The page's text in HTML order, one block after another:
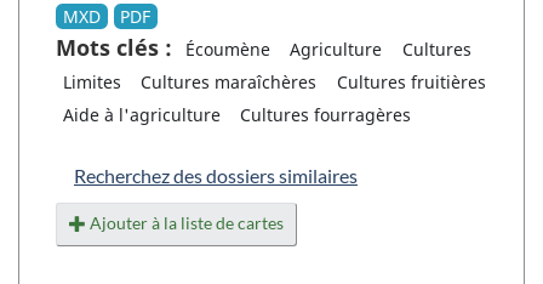
MXD PDF
Mots clés : Écoumène Agriculture
Cultures
Limites
Cultures maraîchères
Cultures fruitières
Aide à l'agriculture
Cultures fourragères
Recherchez des dossiers similaires
Ajouter à la liste de cartes